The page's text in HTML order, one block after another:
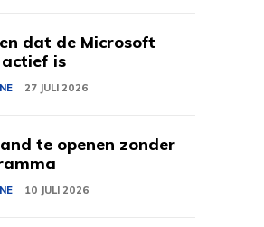
dat de Microsoft
actief is
27 JULI 2026
te openen zonder
10 JULI 2026